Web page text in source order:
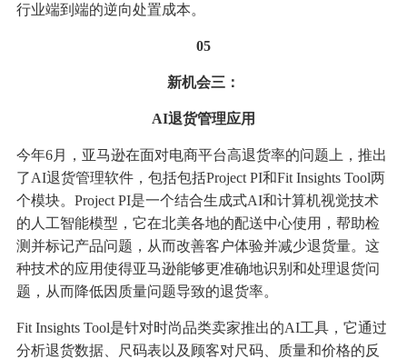
行业端到端的逆向处置成本。
05
新机会三：
AI退货管理应用
今年6月，亚马逊在面对电商平台高退货率的问题上，推出
了AI退货管理软件，包括包括Project PI和Fit Insights Tool两
个模块。Project PI是一个结合生成式AI和计算机视觉技术
的人工智能模型，它在北美各地的配送中心使用，帮助检
测并标记产品问题，从而改善客户体验并减少退货量。这
种技术的应用使得亚马逊能够更准确地识别和处理退货问
题，从而降低因质量问题导致的退货率。
Fit Insights Tool是针对时尚品类卖家推出的AI工具，它通过
分析退货数据、尺码表以及顾客对尺码、质量和价格的反